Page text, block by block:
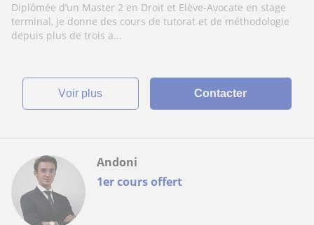
Diplômée d’un Master 2 en Droit et Elève-Avocate en stage
terminal, je donne des cours de tutorat et de méthodologie
depuis plus de trois a...
voir plus Contacter
1er cours offert
Andoni